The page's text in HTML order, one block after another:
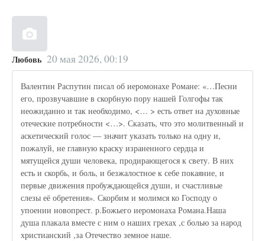
Любовь 20 мая 2026, 00:19
Валентин Распутин писал об иеромонахе Романе: «…Песни
его, прозвучавшие в скорбную пору нашей Голгофы так
неожиданно и так необходимо, <… > есть ответ на духовные
отеческие потребности <…>. Сказать, что это молитвенный и
аскетический голос — значит указать только на одну и,
пожалуй, не главную краску израненного сердца и
мятущейся души человека, продирающегося к свету. В них
есть и скорбь, и боль, и безжалостное к себе покаяние, и
первые движения пробуждающейся души, и счастливые
слезы её обретения». Скорбим и молимся ко Господу о
упоении новопрест. р.Божьего иеромонаха Романа.Наша
душа плакала вместе с ним о наших грехах ,с болью за народ
христианский ,за Отечество земное наше.